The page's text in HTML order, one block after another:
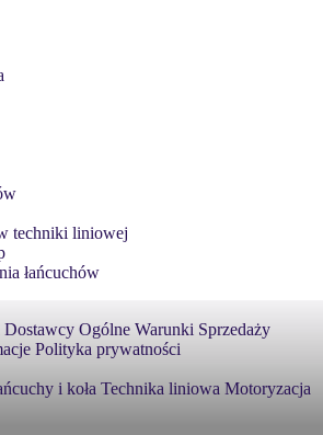
techniki liniowej
łańcuchów
Dostawcy Ogólne Warunki Sprzedaży
Polityka prywatności
i koła Technika liniowa Motoryzacja